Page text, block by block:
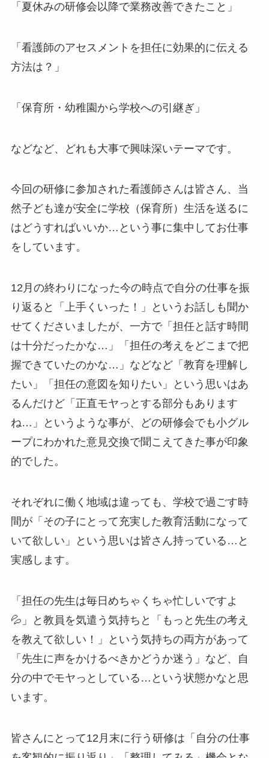
「夏休みの研修会以降で業務改善できたこと」
「看護師のアセスメントを担任に効果的に伝える
方法は？」
「保育所・幼稚園から学校への引継ぎ」
などなど、どれも大事で興味深いテーマです。
今回の研修に参加された看護師さんは皆さん、当
然子ども達が安全に学校（保育所）生活を送るに
はどうすればいいか…という事に集中してお仕事
をしています。
12月の終わりになった今の時点で自分の仕事を振
り返ると「上手くいった！」というお話しも聞か
せてくださいましたが、一方で「担任と話す時間
は十分だったかな…」「担任の考えをどこまで把
握できていたのかな…」などなど「教育を理解し
たい」「担任の意図を知りたい」という思いはあ
るんだけど「正直モヤっとする部分もあります
ね…」というような事が、どの研修会でも小グル
ープにわかれた意見交換で聞こえてきた事が印象
的でした。
それぞれに働く地域は違っても、学校で過ごす時
間が「その子にとって充実した教育活動になって
いて欲しい」という思いは皆さん持っている…と
実感します。
「担任の先生は毎日めちゃくちゃ忙しいですよ
💦」と教員を気遣う気持ちと「もっと先生の考え
を教えて欲しい！」という気持ちの両方があって
「先生に声をかけるべきかどうか迷う」など、自
分の中でモヤっとしている…という状態かなと思
います。
皆さんにとって12月末に行う研修は「自分の仕事